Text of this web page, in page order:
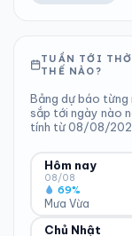
TUẦN TỚI
THẾ NÀO?
Bảng dự báo từng
sắp tới ngày nào
tính từ 08/08/
Hôm nay
08/08
Mưa Vừa
69%
ĐỘ ẨM
Chủ Nhật